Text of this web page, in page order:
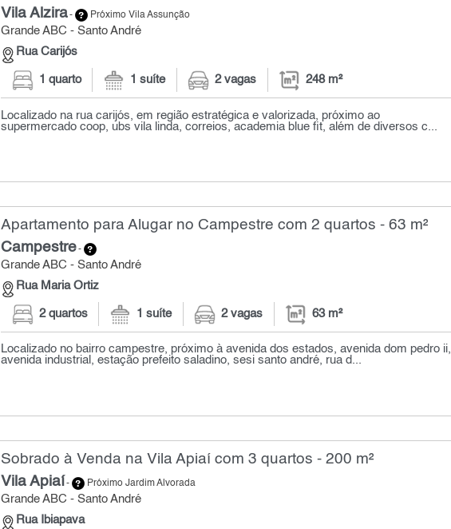
Vila Alzira- Próximo Vila Assunção
Grande ABC - Santo André
Rua Carijós
1 quarto 1 suíte 2 vagas 248 m²
Localizado na rua carijós, em região estratégica e valorizada, próximo ao
supermercado coop, ubs vila linda, correios, academia blue fit, além de diversos c...
Apartamento para Alugar no Campestre com 2 quartos - 63 m²
Campestre-
Grande ABC - Santo André
Rua Maria Ortiz
2 quartos 1 suíte 2 vagas 63 m²
Localizado no bairro campestre, próximo à avenida dos estados, avenida dom pedro ii,
avenida industrial, estação prefeito saladino, sesi santo andré, rua d...
Sobrado à Venda na Vila Apiaí com 3 quartos - 200 m²
Vila Apiaí- Próximo Jardim Alvorada
Grande ABC - Santo André
Rua Ibiapava